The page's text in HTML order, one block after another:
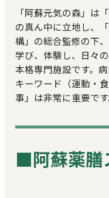
「阿蘇元気の森」は
の真ん中に立地し、
構」の総合監修の下
学び、体験し、日々
本格専門施設です。
キーワード（運動・
事」は非常に重要です
■阿蘇薬膳